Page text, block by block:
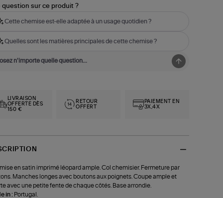
question sur ce produit ?
Cette chemise est-elle adaptée à un usage quotidien ?
Quelles sont les matières principales de cette chemise ?
LIVRAISON
OFFERTE DÈS
150 €
RETOUR
OFFERT
PAIEMENT EN
3X,4X
en satin imprimé léopard ample. Col chemisier. Fermeture par
Manches longes avec boutons aux poignets. Coupe ample et
avec une petite fente de chaque côtés. Base arrondie.
in : Portugal.